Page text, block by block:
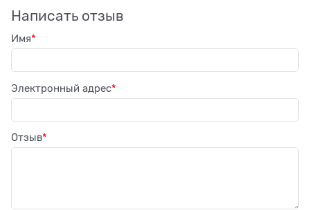
Написать отзыв
Имя
Электронный адрес
Отзыв